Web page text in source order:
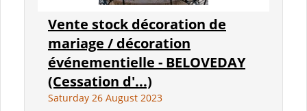
Vente stock décoration de
mariage / décoration
événementielle - BELOVEDAY
(Cessation d'...)
Saturday 26 August 2023